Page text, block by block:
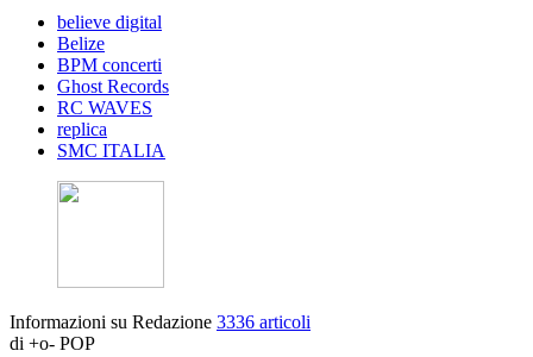
believe digital
Belize
BPM concerti
Ghost Records
RC WAVES
replica
SMC ITALIA
Informazioni su Redazione 3336 articoli
di +o- POP